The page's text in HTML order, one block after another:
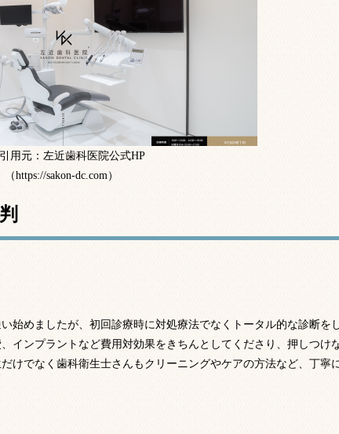
まとめ
用元：左近歯科医院公式HP
（https://sakon-dc.com）
始めましたが、初回診療時に対処療法でなくトータル的な診断を
インプラントなど費用対効果をきちんとしてくださり、押しつけ
けでなく歯科衛生士さんもクリーニングやケアの方法など、丁寧